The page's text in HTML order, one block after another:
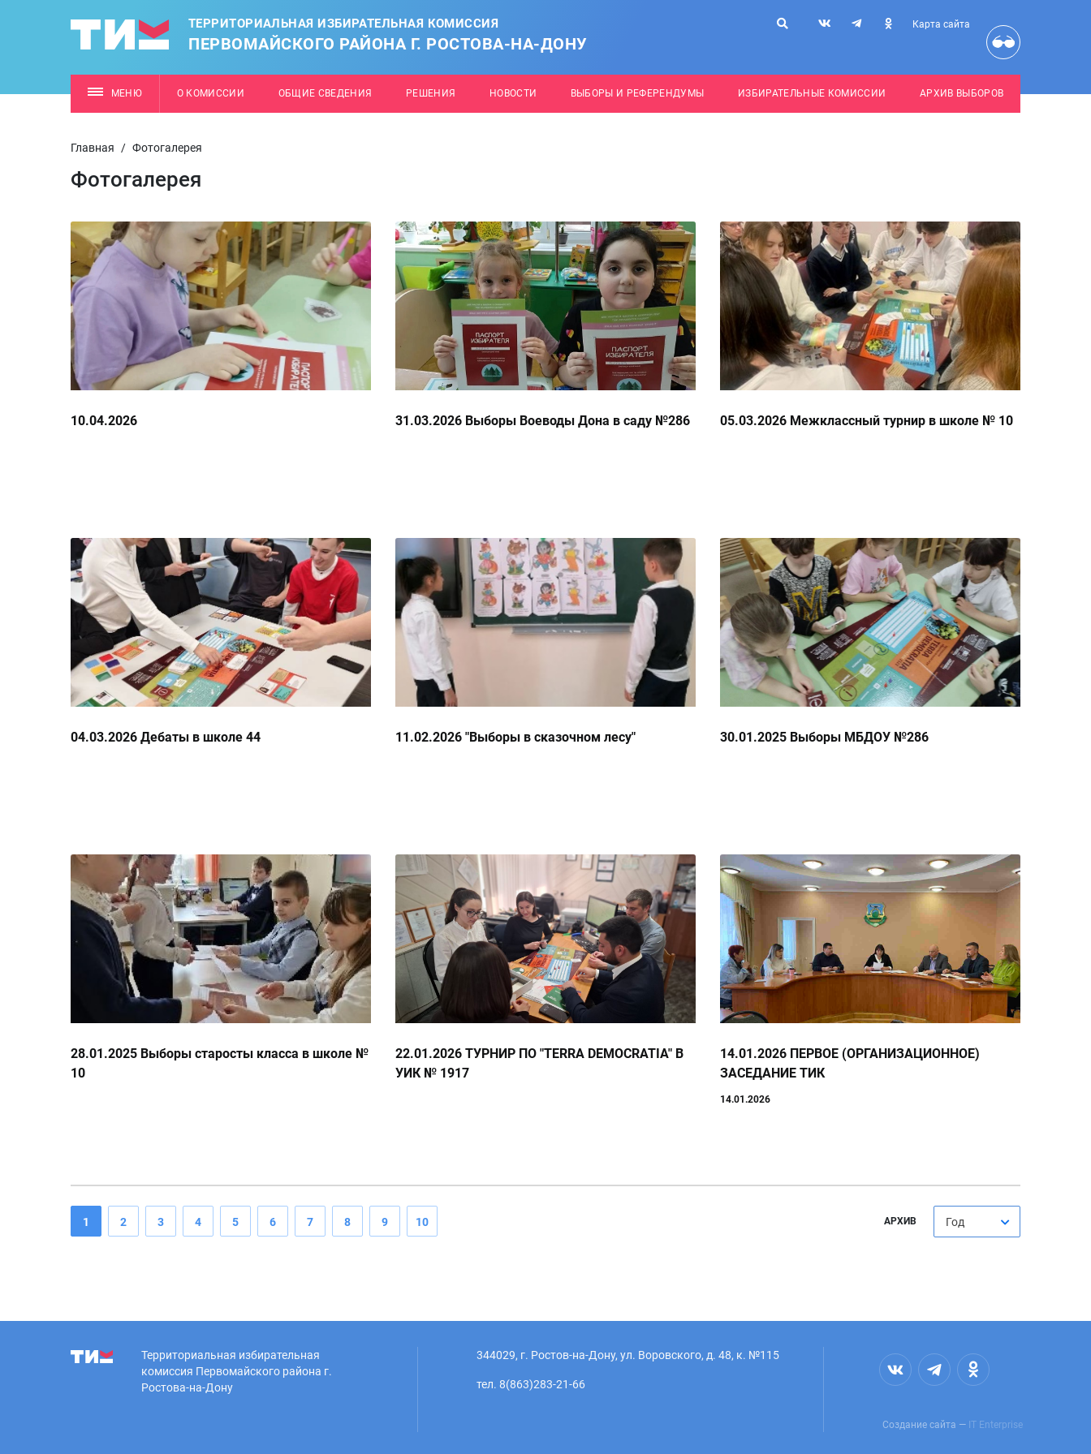
ТЕРРИТОРИАЛЬНАЯ ИЗБИРАТЕЛЬНАЯ КОМИССИЯ
ПЕРВОМАЙСКОГО РАЙОНА Г. РОСТОВА-НА-ДОНУ
Карта сайта
МЕНЮ О КОМИССИИ ОБЩИЕ СВЕДЕНИЯ РЕШЕНИЯ НОВОСТИ ВЫБОРЫ И РЕФЕРЕНДУМЫ ИЗБИРАТЕЛЬНЫЕ КОМИССИИ АРХИВ ВЫБОРОВ
Главная / Фотогалерея
Фотогалерея
10.04.2026 31.03.2026 Выборы Воеводы Дона в саду №286 05.03.2026 Межклассный турнир в школе № 10
04.03.2026 Дебаты в школе 44 11.02.2026 "Выборы в сказочном лесу" 30.01.2025 Выборы МБДОУ №286
28.01.2025 Выборы старосты класса в школе №
10
22.01.2026 ТУРНИР ПО "ТERRA DEMOCRATIA" В
УИК № 1917
14.01.2026 ПЕРВОЕ (ОРГАНИЗАЦИОННОЕ)
ЗАСЕДАНИЕ ТИК
14.01.2026
1 2 3 4 5 6 7 8 9 10 АРХИВ Год
Территориальная избирательная
комиссия Первомайского района г.
Ростова-на-Дону
344029, г. Ростов-на-Дону, ул. Воровского, д. 48, к. №115
тел. 8(863)283-21-66
Создание сайта — IT Enterprise